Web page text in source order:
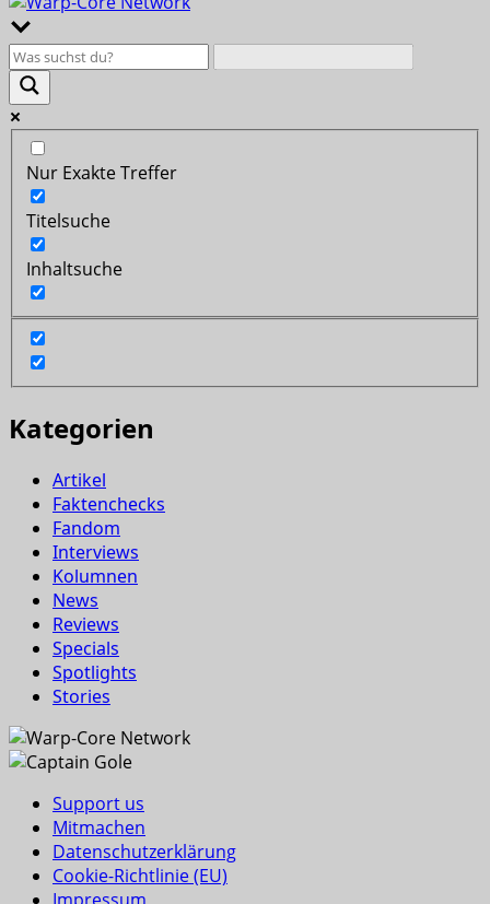
Nur Exakte Treffer
Titelsuche
Inhaltsuche
Kategorien
Artikel
Faktenchecks
Fandom
Interviews
Kolumnen
News
Reviews
Specials
Spotlights
Stories
Support us
Mitmachen
Datenschutzerklärung
Cookie-Richtlinie (EU)
Impressum